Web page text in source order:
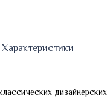
Характеристики
дизайнерских